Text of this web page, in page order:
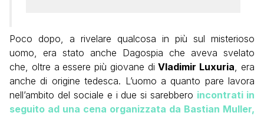
Poco dopo, a rivelare qualcosa in più sul misterioso
uomo, era stato anche Dagospia che aveva svelato
che, oltre a essere più giovane diVladimir Luxuria, era
anche di origine tedesca. L’uomo a quanto pare lavora
nell’ambito del sociale e i due si sarebbero incontrati in
seguito ad una cena organizzata da Bastian Muller,